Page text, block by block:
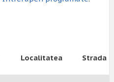
Localitatea Strada